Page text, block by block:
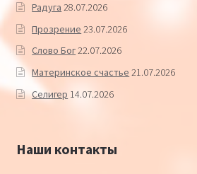
Радуга 28.07.2026
Прозрение 23.07.2026
Слово Бог22.07.2026
Материнское счастье 21.07.2026
Селигер 14.07.2026
Наши контакты